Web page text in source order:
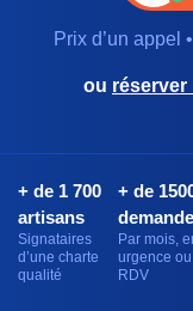
Prix d’un appel
ou réserver
+ de 1 700
artisans
Signataires
d’une charte
qualité
+ de
Par mois,
urgence
RDV